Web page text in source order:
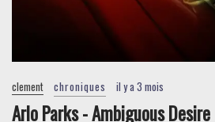
clement chroniques il y a 3 mois
Arlo Parks - Ambiguous Desire